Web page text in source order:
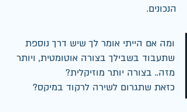
הנכונים.
ומה אם הייתי אומר לך שיש דרך נוספת
שתעבוד בשבילך בצורה אוטומטית, ויותר
מזה.. בצורה יותר מוזיקלית?
כזאת שתגרום לשירה לרקוד במיקס?